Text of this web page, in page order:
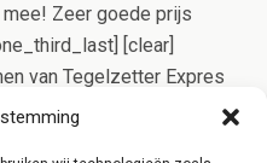
Zeer goede prijs
[clear]
van Tegelzetter Expres
voor u aan de slag,